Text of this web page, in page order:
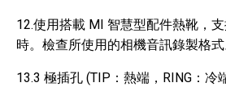
12.使用搭載 MI 智慧型配件熱靴，
時。檢查所使用的相機音訊錄製格式
13.3 極插孔 (TIP：熱端，RING：冷